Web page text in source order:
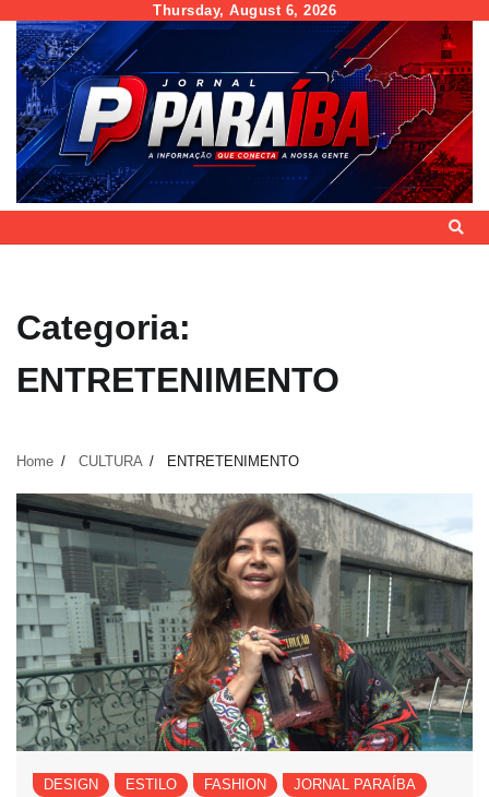
content
Thursday, August 6, 2026
Categoria:
ENTRETENIMENTO
Home CULTURA ENTRETENIMENTO
DESIGN ESTILO FASHION
JORNAL PARAÍBA